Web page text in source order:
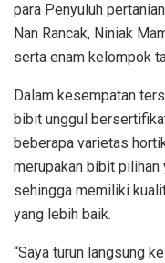
para Penyuluh
Nan Rancak, Niniak
serta enam kelompok
Dalam kesempatan
bibit unggul
beberapa varietas
merupakan bibit
sehingga memiliki
yang lebih baik.
“Saya turun langsung